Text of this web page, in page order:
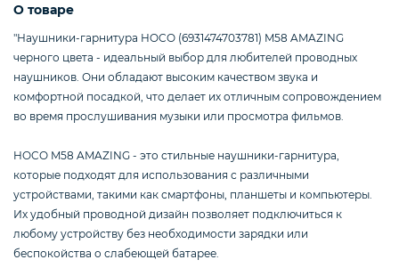
Телевизоры
Смартфоны / Телефоны
О товаре
"Наушники-гарнитура HOCO (6931474703781) M58 AMAZING
черного цвета - идеальный выбор для любителей проводных
наушников. Они обладают высоким качеством звука и
комфортной посадкой, что делает их отличным сопровождением
во время прослушивания музыки или просмотра фильмов.
HOCO M58 AMAZING - это стильные наушники-гарнитура,
которые подходят для использования с различными
устройствами, такими как смартфоны, планшеты и компьютеры.
Их удобный проводной дизайн позволяет подключиться к
любому устройству без необходимости зарядки или
беспокойства о слабеющей батарее.